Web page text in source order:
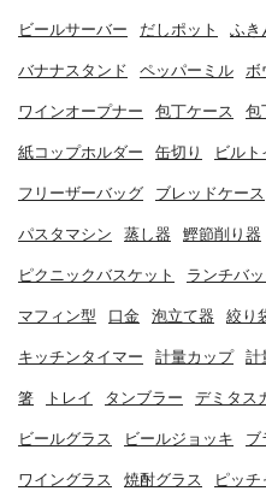
ビールサーバー だしポット ふき
バナナスタンド ペッパーミル ボ
ワインオープナー 包丁ケース 包
紙コップホルダー 缶切り ビルト
フリーザーバッグ ブレッドケース
パスタマシン 蒸し器 鰹節削り器
ピクニックバスケット ランチバ
マフィン型 口金 泡立て器 絞り
キッチンタイマー 計量カップ 計
箸 トレイ タンブラー デミタス
ビールグラス ビールジョッキ ブ
ワイングラス 焼酎グラス ピッチ